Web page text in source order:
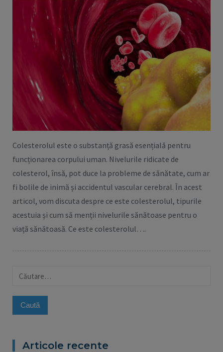
Colesterolul este o substanță grasă esențială pentru
funcționarea corpului uman. Nivelurile ridicate de
colesterol, însă, pot duce la probleme de sănătate, cum ar
fi bolile de inimă și accidentul vascular cerebral. În acest
articol, vom discuta despre ce este colesterolul, tipurile
acestuia și cum să menții nivelurile sănătoase pentru o
viață sănătoasă. Ce este colesterolul….
Caută
Articole recente